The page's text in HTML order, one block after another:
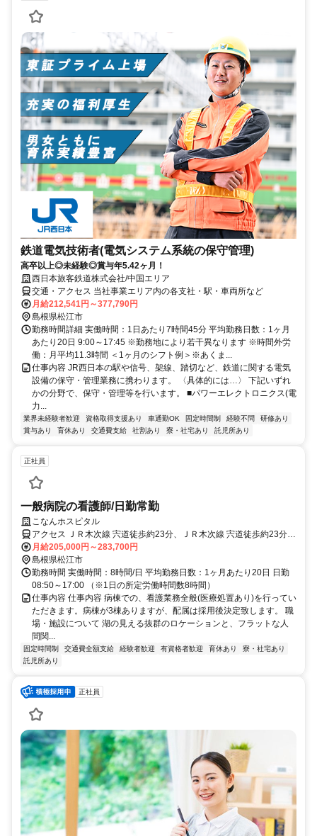
鉄道電気技術者(電気システム系統の保守管理)
高卒以上◎未経験◎賞与年5.42ヶ月！
西日本旅客鉄道株式会社/中国エリア
交通・アクセス 当社事業エリア内の各支社・駅・車両所など
月給212,541円～377,790円
島根県松江市
勤務時間詳細 実働時間：1日あたり7時間45分 平均勤務日数：1ヶ月
あたり20日 9:00～17:45 ※勤務地により若干異なります ※時間外労
働：月平均11.3時間 ＜1ヶ月のシフト例＞※あくま...
仕事内容 JR西日本の駅や信号、架線、踏切など、鉄道に関する電気
設備の保守・管理業務に携わります。 〈具体的には…〉 下記いずれ
かの分野で、保守・管理等を行います。 ■パワーエレクトロニクス(電
力...
業界未経験者歓迎 資格取得支援あり 車通勤OK 固定時間制 経験不問
研修あり
賞与あり
育休あり 交通費支給 社割あり 寮・社宅あり 託児所あり
正社員
一般病院の看護師/日勤常勤
こなんホスピタル
アクセス ＪＲ木次線 宍道徒歩約23分、ＪＲ木次線 宍道徒歩約23分、
ＪＲ山陰本線 来待徒歩約30分
月給205,000円～283,700円
島根県松江市
勤務時間 実働時間：8時間/日 平均勤務日数：1ヶ月あたり20日 日勤
08:50～17:00 （※1日の所定労働時間数8時間）
仕事内容 仕事内容 病棟での、看護業務全般(医療処置あり)を行ってい
ただきます。病棟が3棟ありますが、配属は採用後決定致します。 職
場・施設について 湖の見える抜群のロケーションと、フラットな人
間関...
固定時間制 交通費全額支給 経験者歓迎 有資格者歓迎 育休あり
寮・社宅あり
託児所あり
正社員